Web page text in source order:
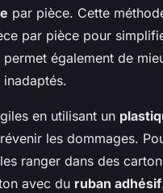
par pièce. Cette
par pièce pour
également de
en utilisant un
les dommages.
ranger dans des
avec du ruban adhésif